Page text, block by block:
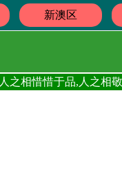
新澳区
人之相惜惜于品,人之相